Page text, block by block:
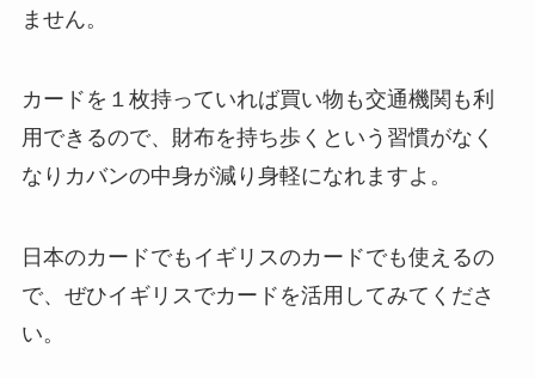
ません。
カードを１枚持っていれば買い物も交通機関も利
用できるので、財布を持ち歩くという習慣がなく
なりカバンの中身が減り身軽になれますよ。
日本のカードでもイギリスのカードでも使えるの
で、ぜひイギリスでカードを活用してみてくださ
い。